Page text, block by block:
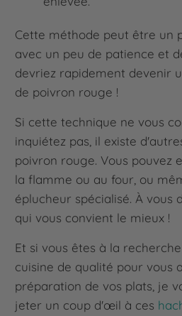
Cette méthode peut être un
avec un peu de patience et
devriez rapidement devenir
de poivron rouge !
Si cette technique ne vous
inquiétez pas, il existe
poivron rouge. Vous pouvez
la flamme ou au four, ou
éplucheur spécialisé. À vous
qui vous convient le mieux !
Et si vous êtes à la
cuisine de qualité pour vous
préparation de vos plats, je
jeter un coup d'œil à ces